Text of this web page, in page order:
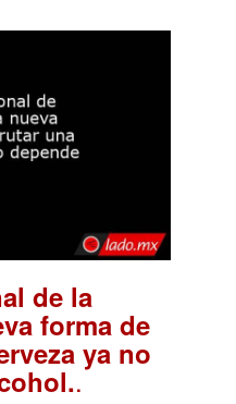
de la
forma de
ya no
.